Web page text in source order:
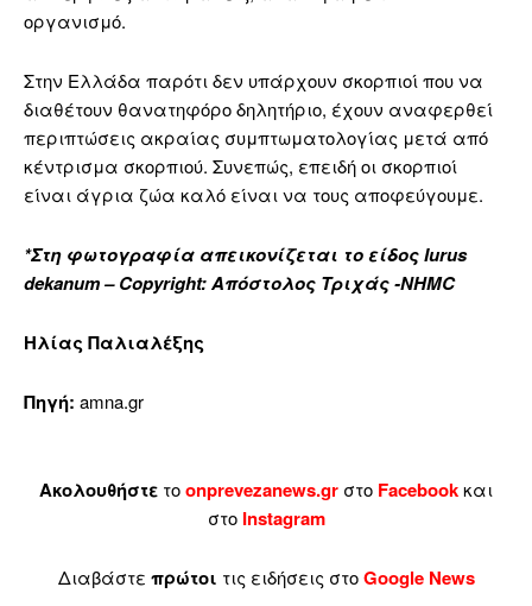
οργανισμό.
Στην Ελλάδα παρότι δεν υπάρχουν σκορπιοί που να
διαθέτουν θανατηφόρο δηλητήριο, έχουν αναφερθεί
περιπτώσεις ακραίας συμπτωματολογίας μετά από
κέντρισμα σκορπιού. Συνεπώς, επειδή οι σκορπιοί
είναι άγρια ζώα καλό είναι να τους αποφεύγουμε.
*Στη φωτογραφία απεικονίζεται το είδος Iurus
dekanum – Copyright: Απόστολος Τριχάς -NHMC
Ηλίας Παλιαλέξης
Πηγή: amna.gr
Ακολουθήστε τοonprevezanews.gr στο Facebookκαι
στο Instagram
Διαβάστε πρώτοι τις ειδήσεις στο Google News